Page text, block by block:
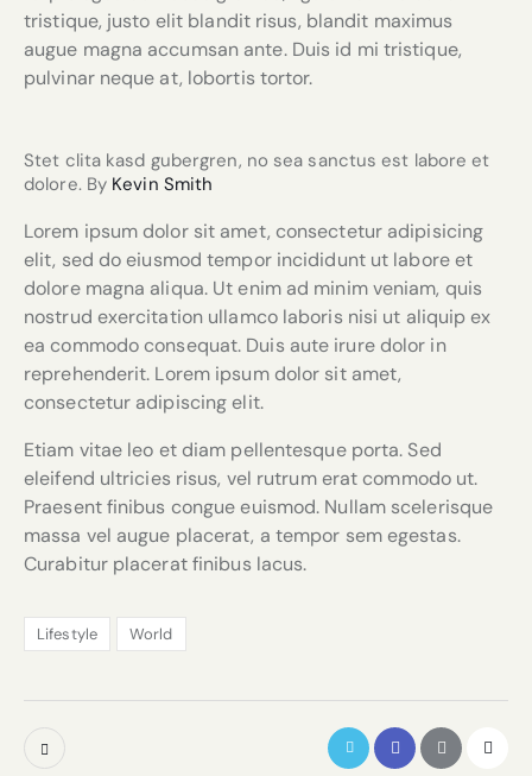
tristique, justo elit blandit risus, blandit maximus
augue magna accumsan ante. Duis id mi tristique,
pulvinar neque at, lobortis tortor.
Stet clita kasd gubergren, no sea sanctus est labore et
dolore. By Kevin Smith
Lorem ipsum dolor sit amet, consectetur adipisicing
elit, sed do eiusmod tempor incididunt ut labore et
dolore magna aliqua. Ut enim ad minim veniam, quis
nostrud exercitation ullamco laboris nisi ut aliquip ex
ea commodo consequat. Duis aute irure dolor in
reprehenderit. Lorem ipsum dolor sit amet,
consectetur adipiscing elit.
Etiam vitae leo et diam pellentesque porta. Sed
eleifend ultricies risus, vel rutrum erat commodo ut.
Praesent finibus congue euismod. Nullam scelerisque
massa vel augue placerat, a tempor sem egestas.
Curabitur placerat finibus lacus.
Lifestyle World